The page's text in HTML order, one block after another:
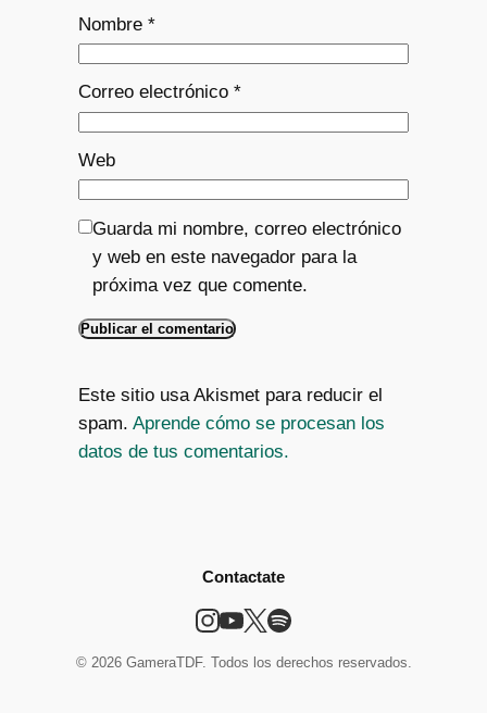
Nombre *
Correo electrónico *
Web
Guarda mi nombre, correo electrónico
y web en este navegador para la
próxima vez que comente.
Este sitio usa Akismet para reducir el
spam. Aprende cómo se procesan los
datos de tus comentarios.
Contactate
© 2026 GameraTDF. Todos los derechos reservados.